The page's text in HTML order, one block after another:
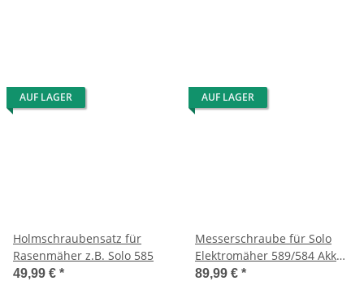
AUF LAGER
Holmschraubensatz für
Rasenmäher z.B. Solo 585
49,99 € *
AUF LAGER
Messerschraube für Solo
Elektromäher 589/584 Akku
NL
89,99 € *